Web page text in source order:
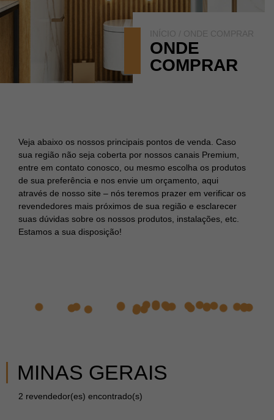
INÍCIO / ONDE COMPRAR
ONDE
COMPRAR
Veja abaixo os nossos principais pontos de venda. Caso
sua região não seja coberta por nossos canais Premium,
entre em contato conosco, ou mesmo escolha os produtos
de sua preferência e nos envie um orçamento, aqui
através de nosso site – nós teremos prazer em verificar os
revendedores mais próximos de sua região e esclarecer
suas dúvidas sobre os nossos produtos, instalações, etc.
Estamos a sua disposição!
MINAS GERAIS
2 revendedor(es) encontrado(s)